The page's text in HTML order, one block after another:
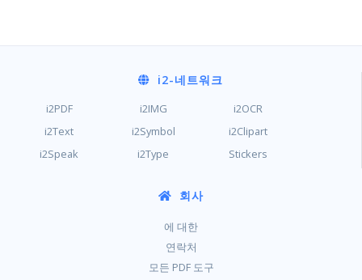
i2-네트워크
i2PDF i2IMG
i2OCR
i2Text
i2Symbol
i2Clipart
i2Speak
i2Type Stickers
회사
에 대한
연락처
모든 PDF 도구